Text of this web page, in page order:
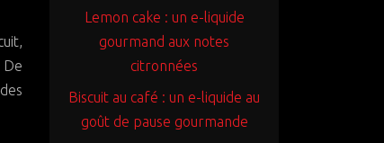
De
Lemon cake : un e-liquide
gourmand aux notes
citronnées
Biscuit au café : un e-liquide au
goût de pause gourmande